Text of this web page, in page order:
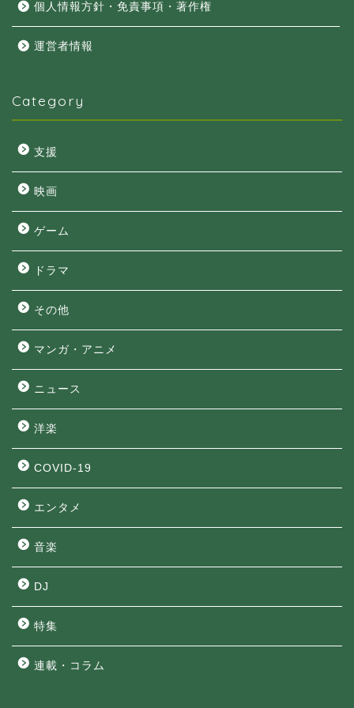
個人情報方針・免責事項・著作権
運営者情報
Category
支援
映画
ゲーム
ドラマ
その他
マンガ・アニメ
ニュース
洋楽
COVID-19
エンタメ
音楽
DJ
特集
連載・コラム